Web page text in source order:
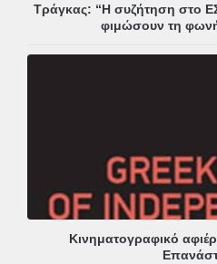
Τράγκας: “Η συζήτηση στο
φιμώσουν τη
Κινηματογραφικό